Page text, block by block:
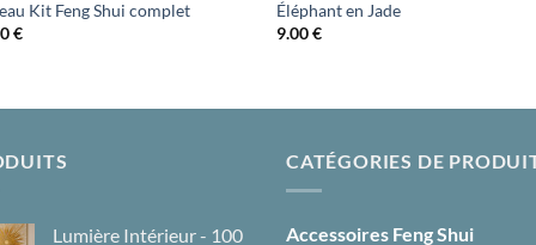
Kit Feng Shui complet
€
Éléphant en Jade
9.00€
Lumière Intérieur - 100
CATÉGORIES DE
Accessoires Feng Shui